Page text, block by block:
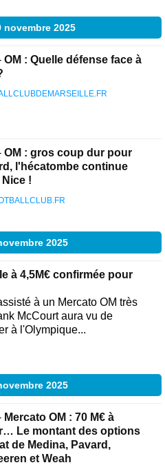
novembre 2025
OM : Quelle défense face à
OM : gros coup dur pour
l'hécatombe continue
!
2025
à 4,5M€ confirmée pour
à un Mercato OM très
McCourt aura vu de
à l'Olympique...
2025
Mercato OM : 70 M€ à
Le montant des options
de Medina, Pavard,
et Weah